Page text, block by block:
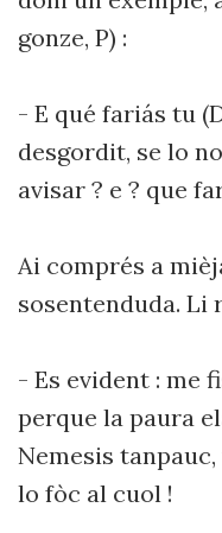
gonze, P) :
- E qué fariás tu
desgordit, se lo
avisar ? e ? que
Ai comprés a
sosentenduda. Li
- Es evident : me
perque la paura
Nemesis
lo fòc al cuol !